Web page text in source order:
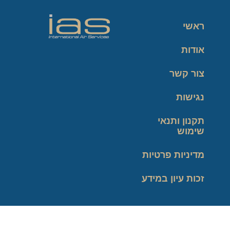
ראשי
אודות
צור קשר
נגישות
תקנון ותנאי
שימוש
מדיניות פרטיות
זכות עיון במידע